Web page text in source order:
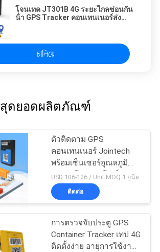
โจนเทค JT301B 4G ระยะไกลซ่อนกัน
น้ํา GPS Tracker คอนเทนเนอร์ส่ง
চালিয়ে
สุดยอดผลิตภัณฑ์
ตัวติดตาม GPS
คอนเทนเนอร์ Jointech
พร้อมเซ็นเซอร์อุณหภูมิ
สำหรับโลจิสติกโซ่เย็น
USD 106-126 / Unit MOQ:1 ยูนิต
ติดต่อ
การตรวจจับประตู GPS
Container Tracker เทป 4G
ติดตั้งง่าย อายุการใช้งาน